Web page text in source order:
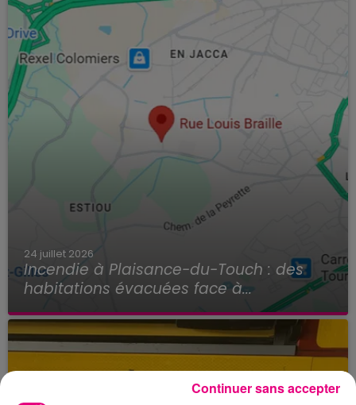
24 juillet 2026
Incendie à Plaisance-du-Touch : des
habitations évacuées face à...
Continuer sans accepter